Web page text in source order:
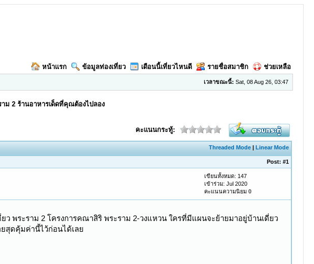
หน้าแรก ข้อมูลท่องเที่ยว เดือนนี้เที่ยวไหนดี รายชื่อสมาชิก ช่วยเหลือ
เวลาขณะนี้: Sat, 08 Aug 26, 03:47
ม 2 ร้านอาหารเด็ดที่คุณต้องไปลอง
คะแนนกระทู้:
Threaded Mode |Linear Mode
Post:#1
เขียนทั้งหมด: 147
เข้าร่วม: Jul 2020
คะแนนความนิยม0
พระราม 2 โครงการคณาสิริ พระราม 2-วงแหวน ใครที่มีแผนจะย้ายมาอยู่บ้านเดี่ยว
สุดคุ้มค่านี้ไว้ก่อนได้เลย